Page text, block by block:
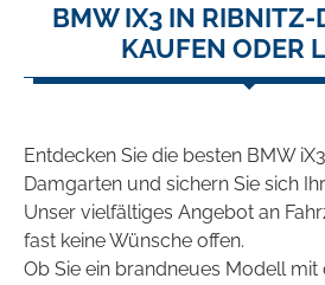
BMW IX3 IN RIBNITZ-
KAUFEN ODER
Entdecken Sie die besten BMW
Damgarten und sichern Sie sich
Unser vielfältiges Angebot an
fast keine Wünsche offen.
Ob Sie ein brandneues Modell mit